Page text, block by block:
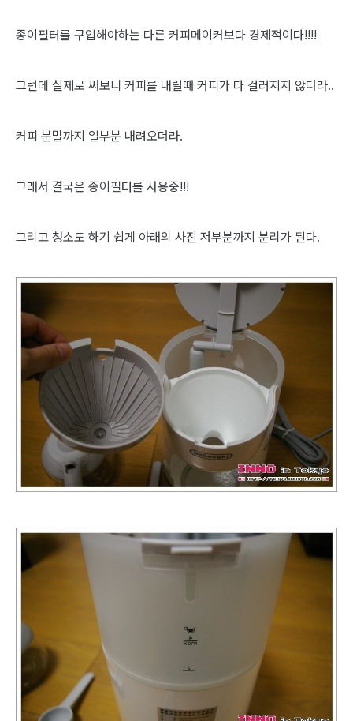
종이필터를 구입해야하는 다른 커피메이커보다 경제적이다!!!!
그런데 실제로 써보니 커피를 내릴때 커피가 다 걸러지지 않더라..
커피 분말까지 일부분 내려오더라.
그래서 결국은 종이필터를 사용중!!!
그리고 청소도 하기 쉽게 아래의 사진 저부분까지 분리가 된다.